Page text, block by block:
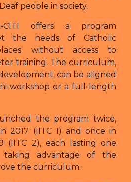
people in society.
CITI offers a program
the needs of Catholic
without access to
training. The curriculum,
can be aligned
workshop or a full-length
the program twice,
2017 (IITC 1) and once in
(IITC 2), each lasting one
advantage of the
the curriculum.